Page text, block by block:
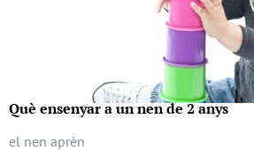
Què ensenyar a un nen de 2 anys
el nen aprèn